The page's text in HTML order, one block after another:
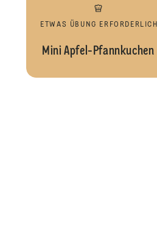
ETWAS ÜBUNG ERFORDERLICH
Mini Apfel-Pfannkuchen